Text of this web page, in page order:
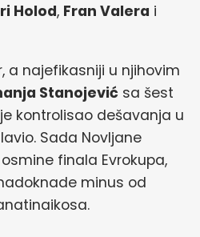
Holod, Fran Valera i
a najefikasniji u njihovim
Stanojević sa šest
kontrolisao dešavanja u
Sada Novljane
finala Evrokupa,
minus od